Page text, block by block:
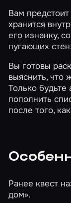
Вам
хранится
его изнанку,
пугающих стен.
Вы готовы
выяснить, что
Только будьте
пополнить
после того,
Ранее квест
дом».